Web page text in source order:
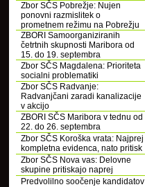
Zbor SČS Pobrežje: Nujen
ponovni razmislitek o
prometnem režimu na Pobrežju
ZBORI Samoorganiziranih
četrtnih skupnosti Maribora od
15. do 19. septembra
Zbor SČS Magdalena: Prioriteta
socialni problematiki
Zbor SČS Radvanje:
Radvanjčani zaradi kanalizacije
v akcijo
ZBORI SČS Maribora v tednu od
22. do 26. septembra
Zbor SČS Koroška vrata: Najprej
kompletna evidenca, nato pritisk
Zbor SČS Nova vas: Delovne
skupine pritiskajo naprej
Predvolilno soočenje kandidatov